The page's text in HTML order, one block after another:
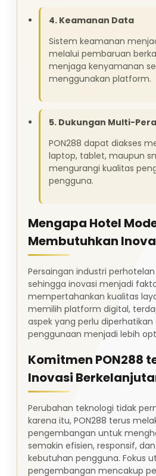
4. Keamanan Data
Sistem keamanan
melalui pembaruan
menjaga kenyamanan
menggunakan platform.
5. Dukungan Multi-
PON288 dapat diakses
laptop, tablet, maupun
mengurangi kualitas
pengguna.
Mengapa Hotel
Membutuhkan
Persaingan industri
sehingga inovasi menjadi
mempertahankan kualitas
memilih platform digital,
aspek yang perlu
penggunaan menjadi lebih
Komitmen PON288
Inovasi
Perubahan teknologi tidak
karena itu, PON288 terus
pengembangan untuk
semakin efisien, responsif,
kebutuhan pengguna. Fokus
pengembangan mencakup